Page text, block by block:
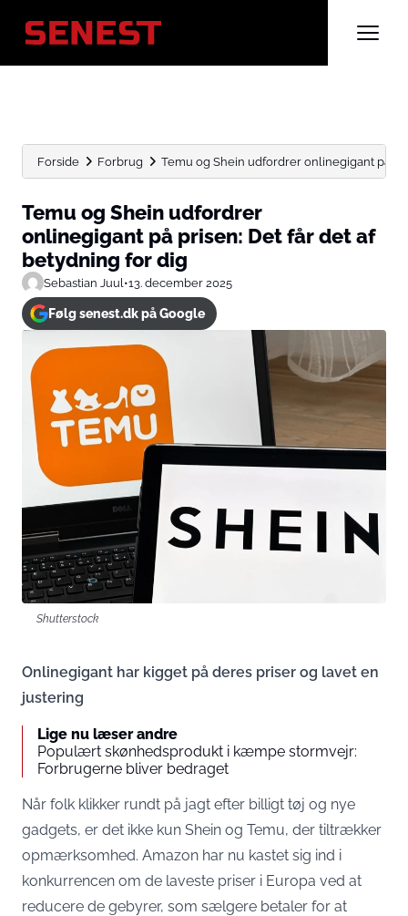
Forside Forbrug Temu og Shein udfordrer onlinegigant på
Temu og Shein udfordrer
onlinegigant på prisen: Det får det af
betydning for dig
Sebastian Juul •13. december 2025
Følg senest.dk på Google
Shutterstock
Onlinegigant har kigget på deres priser og lavet en
justering
Lige nu læser andre
Populært skønhedsprodukt i kæmpe stormvejr:
Forbrugerne bliver bedraget
Når folk klikker rundt på jagt efter billigt tøj og nye
gadgets, er det ikke kun Shein og Temu, der tiltrækker
opmærksomhed. Amazon har nu kastet sig ind i
konkurrencen om de laveste priser i Europa ved at
reducere de gebyrer, som sælgere betaler for at